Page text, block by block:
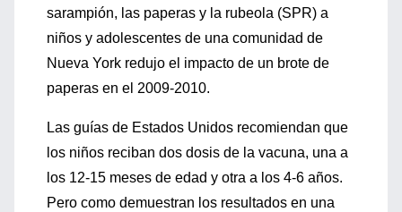
sarampión, las paperas y la rubeola (SPR) a
niños y adolescentes de una comunidad de
Nueva York redujo el impacto de un brote de
paperas en el 2009-2010.
Las guías de Estados Unidos recomiendan que
los niños reciban dos dosis de la vacuna, una a
los 12-15 meses de edad y otra a los 4-6 años.
Pero como demuestran los resultados en una